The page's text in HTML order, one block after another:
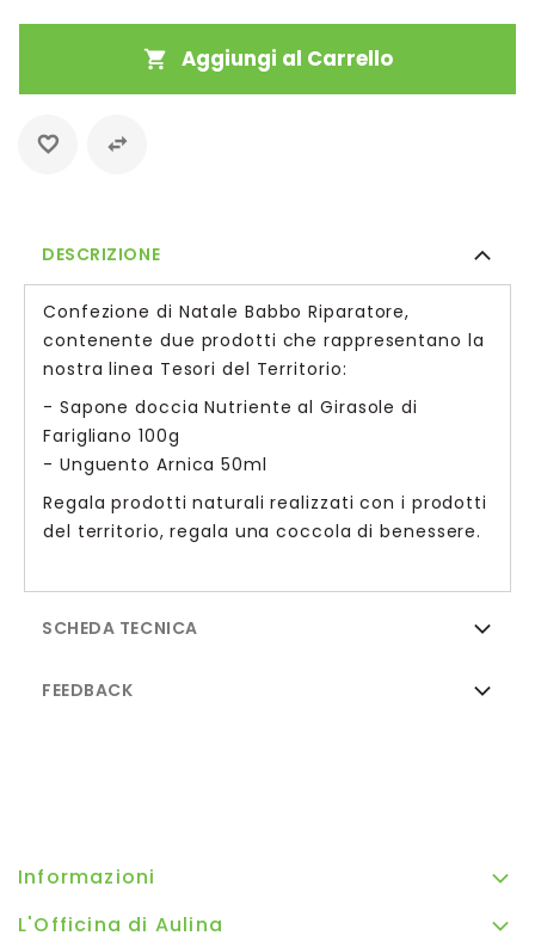
Aggiungi al Carrello
DESCRIZIONE
Confezione di Natale Babbo Riparatore,
contenente due prodotti che rappresentano la
nostra linea Tesori del Territorio:
- Sapone doccia Nutriente al Girasole di
Farigliano 100g
- Unguento Arnica 50ml
Regala prodotti naturali realizzati con i prodotti
del territorio, regala una coccola di benessere.
SCHEDA TECNICA
FEEDBACK
Informazioni
L'Officina di Aulina